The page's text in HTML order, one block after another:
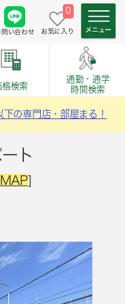
問い合わせ
0
お気に入り
格検索
通勤・通学
時間検索
の専門店・部屋まる！
ト
MAP]